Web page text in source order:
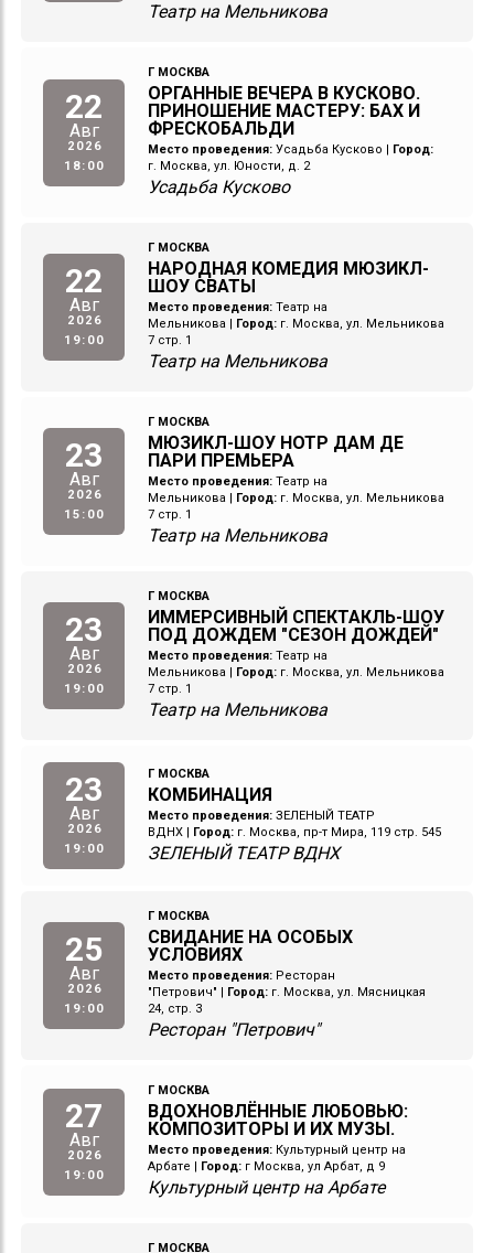
Театр на Мельникова
22
Авг
2026
18:00
Г МОСКВА
ОРГАННЫЕ ВЕЧЕРА В КУСКОВО.
ПРИНОШЕНИЕ МАСТЕРУ: БАХ И
ФРЕСКОБАЛЬДИ
Место проведения: Усадьба Кусково
Город:
г. Москва, ул. Юности, д. 2
Усадьба Кусково
22
Авг
2026
19:00
Г МОСКВА
НАРОДНАЯ КОМЕДИЯ МЮЗИКЛ-
ШОУ СВАТЫ
Место проведения: Театр на
Мельникова
Город: г. Москва, ул. Мельникова
7 стр. 1
Театр на Мельникова
23
Авг
2026
15:00
Г МОСКВА
МЮЗИКЛ-ШОУ НОТР ДАМ ДЕ
ПАРИ ПРЕМЬЕРА
Место проведения: Театр на
Мельникова
Город: г. Москва, ул. Мельникова
7 стр. 1
Театр на Мельникова
23
Авг
2026
19:00
Г МОСКВА
ИММЕРСИВНЫЙ СПЕКТАКЛЬ-ШОУ
ПОД ДОЖДЕМ "СЕЗОН ДОЖДЕЙ"
Место проведения: Театр на
Мельникова
Город: г. Москва, ул. Мельникова
7 стр. 1
Театр на Мельникова
23
Авг
2026
19:00
Г МОСКВА
КОМБИНАЦИЯ
Место проведения: ЗЕЛЕНЫЙ ТЕАТР
ВДНХ | Город: г. Москва, пр-т Мира, 119 стр. 545
ЗЕЛЕНЫЙ ТЕАТР ВДНХ
25
Авг
2026
19:00
Г МОСКВА
СВИДАНИЕ НА ОСОБЫХ
УСЛОВИЯХ
Место проведения: Ресторан
"Петрович"
Город: г. Москва, ул. Мясницкая
24, стр. 3
Ресторан "Петрович"
27
Авг
2026
19:00
Г МОСКВА
ВДОХНОВЛЁННЫЕ ЛЮБОВЬЮ:
КОМПОЗИТОРЫ И ИХ МУЗЫ.
Место проведения: Культурный центр на
Арбате
Город: г Москва, ул Арбат, д 9
Культурный центр на Арбате
Г МОСКВА